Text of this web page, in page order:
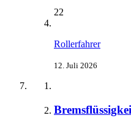
22
Rollerfahrer
12. Juli 2026